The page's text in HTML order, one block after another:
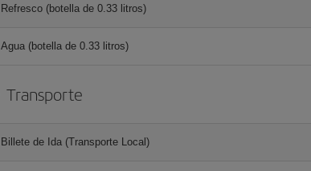
Refresco (botella de 0.33 litros)
Agua (botella de 0.33 litros)
Transporte
Billete de Ida (Transporte Local)